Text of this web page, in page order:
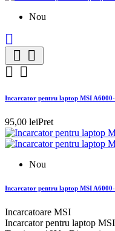
Nou

 
 
Incarcator pentru laptop MSI
95,00 leiPret
Nou
Incarcator pentru laptop MSI
Incarcatoare MSI
Incarcator pentru laptop